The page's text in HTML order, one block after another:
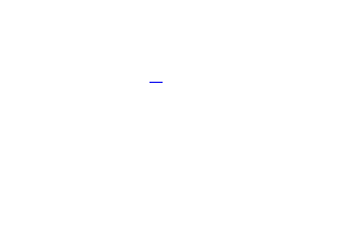
Основанная в 1956
высшим учебным
она носит имя Михаила Ивановича